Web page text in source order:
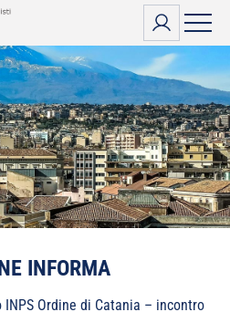
INFORMA
INPS Ordine di Catania – incontro